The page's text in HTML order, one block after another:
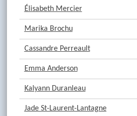
Élisabeth Mercier
Marika Brochu
Cassandre Perreault
Emma Anderson
Kalyann Duranleau
Jade St-Laurent-Lantagne